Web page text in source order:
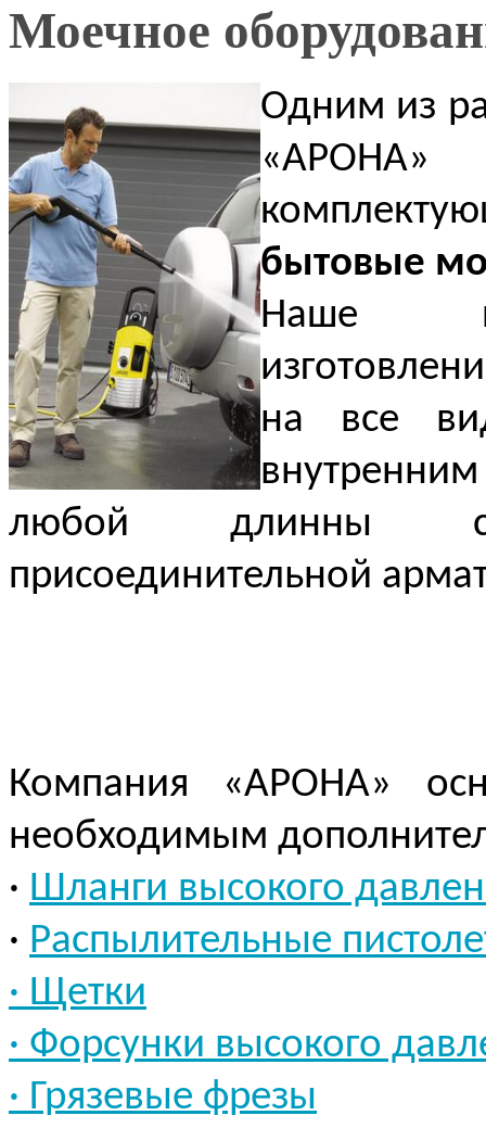
Моечное
Одним из
бытовые
Наше
на все
любой длинны с
присоединительной
Компания «АРОНА»
необходимым
· Шланги высокого
· Распылительные
· Щетки
· Форсунки высокого
· Грязевые фрезы